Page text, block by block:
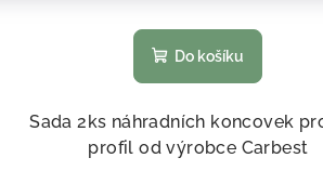
Do košíku
Sada 2ks náhradních koncovek
profil od výrobce Carbest